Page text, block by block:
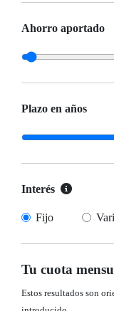
Ahorro aportado
Plazo en años
Interés
Fijo
Tu cuota
Estos resultados son